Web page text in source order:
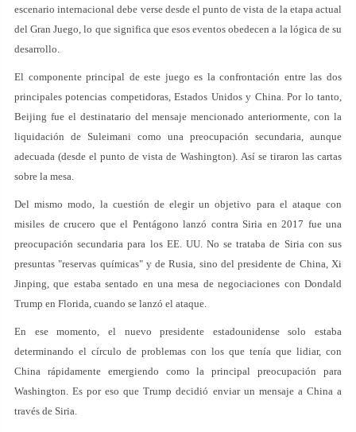
escenario internacional debe verse desde el punto de vista de la etapa actual
del Gran Juego, lo que significa que esos eventos obedecen a la lógica de su
desarrollo.
El componente principal de este juego es la confrontación entre las dos
principales potencias competidoras, Estados Unidos y China. Por lo tanto,
Beijing fue el destinatario del mensaje mencionado anteriormente, con la
liquidación de Suleimani como una preocupación secundaria, aunque
adecuada (desde el punto de vista de Washington). Así se tiraron las cartas
sobre la mesa.
Del mismo modo, la cuestión de elegir un objetivo para el ataque con
misiles de crucero que el Pentágono lanzó contra Siria en 2017 fue una
preocupación secundaria para los EE. UU. No se trataba de Siria con sus
presuntas "reservas químicas" y de Rusia, sino del presidente de China, Xi
Jinping, que estaba sentado en una mesa de negociaciones con Dondald
Trump en Florida, cuando se lanzó el ataque.
En ese momento, el nuevo presidente estadounidense solo estaba
determinando el círculo de problemas con los que tenía que lidiar, con
China rápidamente emergiendo como la principal preocupación para
Washington. Es por eso que Trump decidió enviar un mensaje a China a
través de Siria.